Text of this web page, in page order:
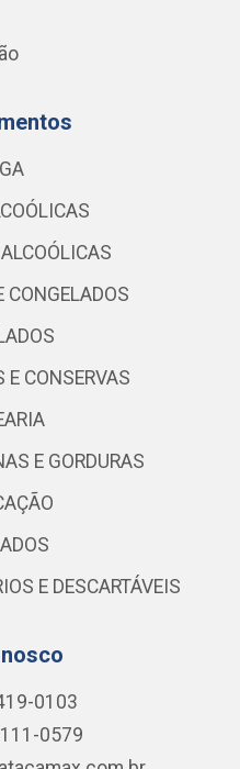
CONGELADOS
E CONSERVAS
E GORDURAS
E DESCARTÁVEIS
0103
0579